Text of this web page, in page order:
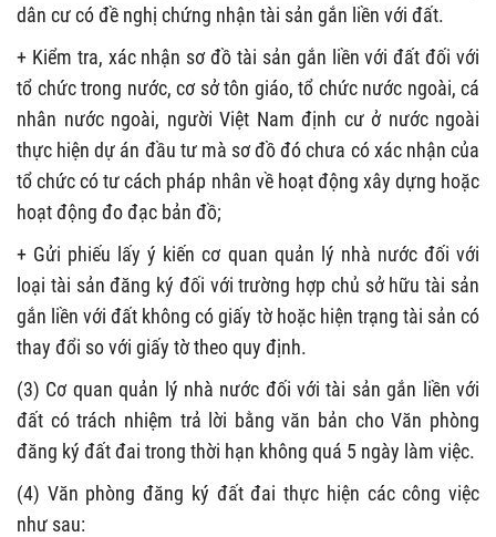
dân cư có đề nghị chứng nhận tài sản gắn liền với đất.
+ Kiểm tra, xác nhận sơ đồ tài sản gắn liền với đất đối với
tổ chức trong nước, cơ sở tôn giáo, tổ chức nước ngoài, cá
nhân nước ngoài, người Việt Nam định cư ở nước ngoài
thực hiện dự án đầu tư mà sơ đồ đó chưa có xác nhận của
tổ chức có tư cách pháp nhân về hoạt động xây dựng hoặc
hoạt động đo đạc bản đồ;
+ Gửi phiếu lấy ý kiến cơ quan quản lý nhà nước đối với
loại tài sản đăng ký đối với trường hợp chủ sở hữu tài sản
gắn liền với đất không có giấy tờ hoặc hiện trạng tài sản có
thay đổi so với giấy tờ theo quy định.
(3) Cơ quan quản lý nhà nước đối với tài sản gắn liền với
đất có trách nhiệm trả lời bằng văn bản cho Văn phòng
đăng ký đất đai trong thời hạn không quá 5 ngày làm việc.
(4) Văn phòng đăng ký đất đai thực hiện các công việc
như sau: